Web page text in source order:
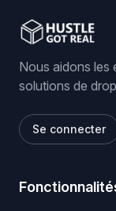
Nous aidons les
solutions de
Se connecter